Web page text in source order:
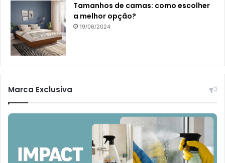
Tamanhos de camas: como escolher
a melhor opção?
19/06/2024
Marca Exclusiva